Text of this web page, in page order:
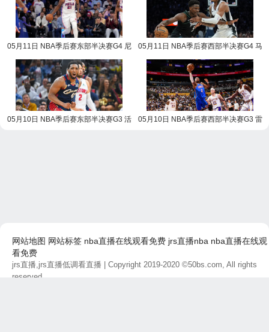
05月11日 NBA季后赛东部半决赛G4 尼
05月11日 NBA季后赛西部半决赛G4 马
05月10日 NBA季后赛东部半决赛G3 活
05月10日 NBA季后赛西部半决赛G3 雷
网站地图 网站标签 nba直播在线观看免费 jrs直播nba nba直播在线观
看免费
jrs直播,jrs直播低调看直播 | Copyright 2019-2020 ©50bs.com, All rights
reserved.